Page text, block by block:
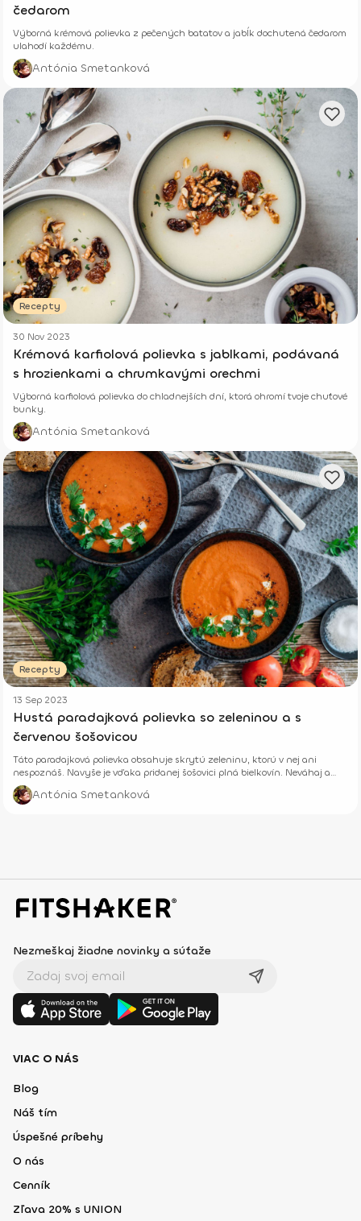
čedarom
Výborná krémová polievka z pečených batatov a jabĺk dochutená čedarom
ulahodí každému.
Antónia Smetanková
Recepty
30 Nov 2023
Krémová karfiolová polievka s jablkami, podávaná
s hrozienkami a chrumkavými orechmi
Výborná karfiolová polievka do chladnejších dní, ktorá ohromí tvoje chuťové
bunky.
Antónia Smetanková
Recepty
13 Sep 2023
Hustá paradajková polievka so zeleninou a s
červenou šošovicou
Táto paradajková polievka obsahuje skrytú zeleninu, ktorú v nej ani
nespoznáš. Navyše je vďaka pridanej šošovici plná bielkovín. Neváhaj a
priprav si ju.
Antónia Smetanková
Nezmeškaj žiadne novinky a súťaže
VIAC O NÁS
Blog
Náš tím
Úspešné príbehy
O nás
Cenník
Zľava 20% s UNION